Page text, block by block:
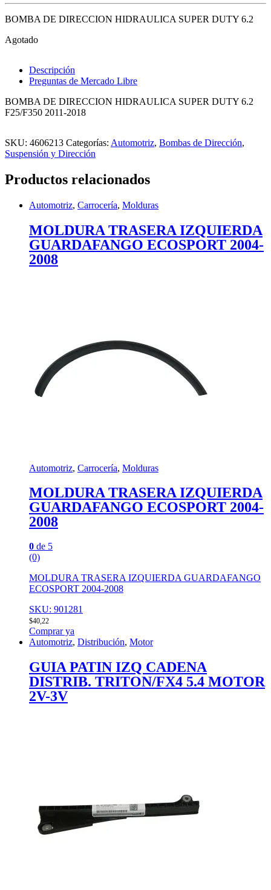
BOMBA DE DIRECCION HIDRAULICA SUPER DUTY 6.2
Agotado
Descripción
Preguntas de Mercado Libre
BOMBA DE DIRECCION HIDRAULICA SUPER DUTY 6.2
F25/F350 2011-2018
SKU: 4606213 Categorías: Automotriz, Bombas de Dirección,
Suspensión y Dirección
Productos relacionados
Automotriz, Carrocería, Molduras
MOLDURA TRASERA IZQUIERDA
GUARDAFANGO ECOSPORT 2004-
2008
Automotriz, Carrocería, Molduras
MOLDURA TRASERA IZQUIERDA
GUARDAFANGO ECOSPORT 2004-
2008
0 de 5
(0)
MOLDURA TRASERA IZQUIERDA GUARDAFANGO
ECOSPORT 2004-2008
SKU: 901281
$40,22
Comprar ya
Automotriz, Distribución, Motor
GUIA PATIN IZQ CADENA
DISTRIB. TRITON/FX4 5.4 MOTOR
2V-3V